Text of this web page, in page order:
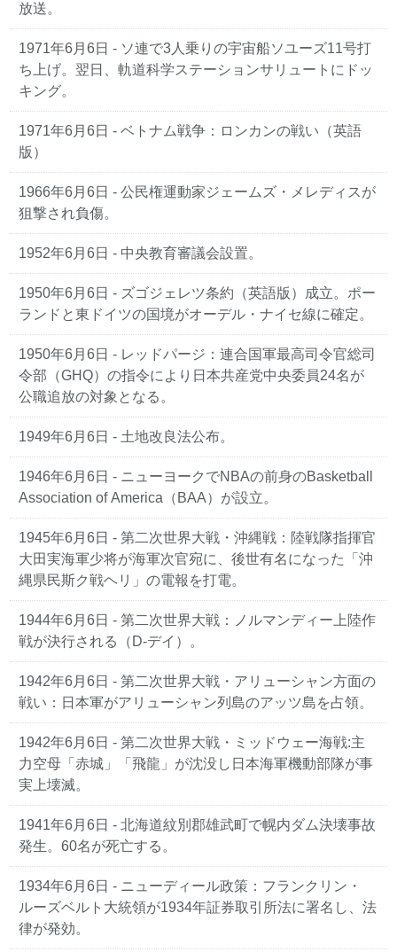
放送。
1971年6月6日 - ソ連で3人乗りの宇宙船ソユーズ11号打
ち上げ。翌日、軌道科学ステーションサリュートにドッ
キング。
1971年6月6日 - ベトナム戦争：ロンカンの戦い（英語
版）
1966年6月6日 - 公民権運動家ジェームズ・メレディスが
狙撃され負傷。
1952年6月6日 - 中央教育審議会設置。
1950年6月6日 - ズゴジェレツ条約（英語版）成立。ポー
ランドと東ドイツの国境がオーデル・ナイセ線に確定。
1950年6月6日 - レッドパージ：連合国軍最高司令官総司
令部（GHQ）の指令により日本共産党中央委員24名が
公職追放の対象となる。
1949年6月6日 - 土地改良法公布。
1946年6月6日 - ニューヨークでNBAの前身のBasketball
Association of America（BAA）が設立。
1945年6月6日 - 第二次世界大戦・沖縄戦：陸戦隊指揮官
大田実海軍少将が海軍次官宛に、後世有名になった「沖
縄県民斯ク戦ヘリ」の電報を打電。
1944年6月6日 - 第二次世界大戦：ノルマンディー上陸作
戦が決行される（D-デイ）。
1942年6月6日 - 第二次世界大戦・アリューシャン方面の
戦い：日本軍がアリューシャン列島のアッツ島を占領。
1942年6月6日 - 第二次世界大戦・ミッドウェー海戦:主
力空母「赤城」「飛龍」が沈没し日本海軍機動部隊が事
実上壊滅。
1941年6月6日 - 北海道紋別郡雄武町で幌内ダム決壊事故
発生。60名が死亡する。
1934年6月6日 - ニューディール政策：フランクリン・
ルーズベルト大統領が1934年証券取引所法に署名し、法
律が発効。